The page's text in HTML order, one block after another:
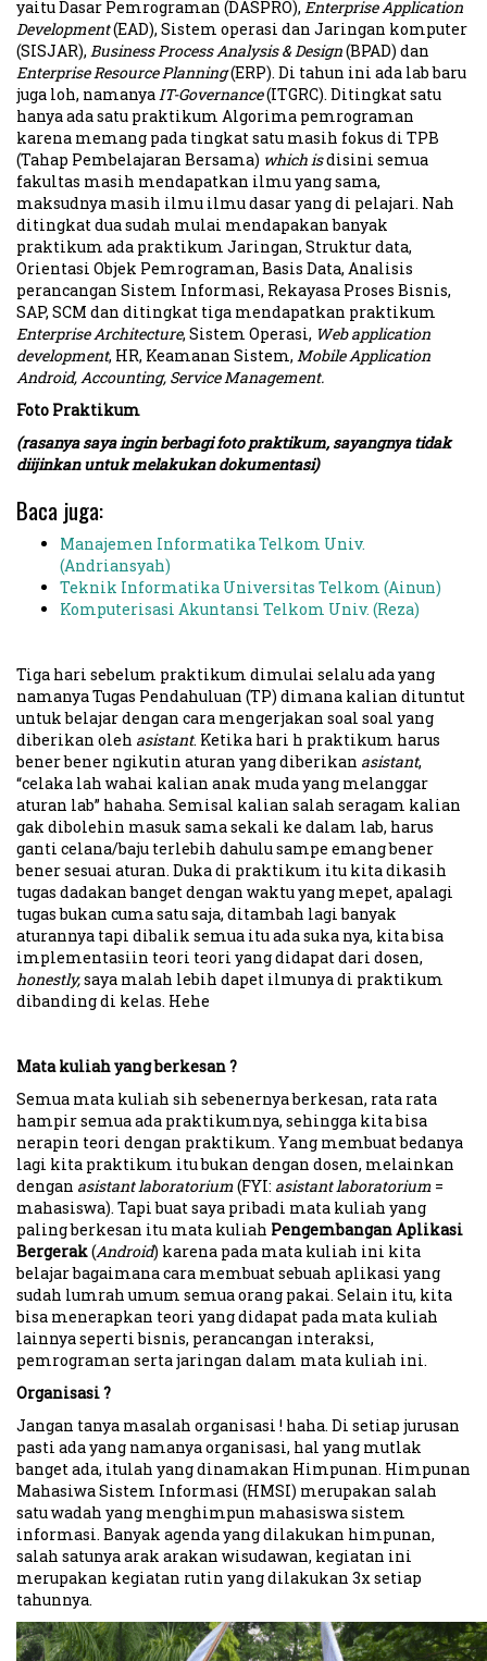
yaitu Dasar Pemrograman (DASPRO), Enterprise Application
Development(EAD), Sistem operasi dan Jaringan komputer
(SISJAR), Business Process Analysis & Design(BPAD) dan
Enterprise Resource Planning(ERP). Di tahun ini ada lab baru
juga loh, namanyaIT-Governance(ITGRC). Ditingkat satu
hanya ada satu praktikum Algorima pemrograman
karena memang pada tingkat satu masih fokus di TPB
(Tahap Pembelajaran Bersama) which isdisini semua
fakultas masih mendapatkan ilmu yang sama,
maksudnya masih ilmu ilmu dasar yang di pelajari. Nah
ditingkat dua sudah mulai mendapakan banyak
praktikum ada praktikum Jaringan, Struktur data,
Orientasi Objek Pemrograman, Basis Data, Analisis
perancangan Sistem Informasi, Rekayasa Proses Bisnis,
SAP, SCM dan ditingkat tiga mendapatkan praktikum
Enterprise Architecture, Sistem Operasi, Web application
development, HR, Keamanan Sistem, Mobile Application
Android, Accounting, Service Management.
Foto Praktikum
(rasanya saya ingin berbagi foto praktikum, sayangnya tidak
diijinkan untuk melakukan dokumentasi)
Baca juga:
Manajemen Informatika Telkom Univ.
(Andriansyah)
Teknik Informatika Universitas Telkom (Ainun)
Komputerisasi Akuntansi Telkom Univ. (Reza)
Tiga hari sebelum praktikum dimulai selalu ada yang
namanya Tugas Pendahuluan (TP) dimana kalian dituntut
untuk belajar dengan cara mengerjakan soal soal yang
diberikan oleh asistant. Ketika hari h praktikum harus
bener bener ngikutin aturan yang diberikan asistant,
“celaka lah wahai kalian anak muda yang melanggar
aturan lab” hahaha. Semisal kalian salah seragam kalian
gak dibolehin masuk sama sekali ke dalam lab, harus
ganti celana/baju terlebih dahulu sampe emang bener
bener sesuai aturan. Duka di praktikum itu kita dikasih
tugas dadakan banget dengan waktu yang mepet, apalagi
tugas bukan cuma satu saja, ditambah lagi banyak
aturannya tapi dibalik semua itu ada suka nya, kita bisa
implementasiin teori teori yang didapat dari dosen,
honestly,saya malah lebih dapet ilmunya di praktikum
dibanding di kelas. Hehe
Mata kuliah yang berkesan ?
Semua mata kuliah sih sebenernya berkesan, rata rata
hampir semua ada praktikumnya, sehingga kita bisa
nerapin teori dengan praktikum. Yang membuat bedanya
lagi kita praktikum itu bukan dengan dosen, melainkan
dengan asistant laboratorium(FYI: asistant laboratorium =
mahasiswa). Tapi buat saya pribadi mata kuliah yang
paling berkesan itu mata kuliah Pengembangan Aplikasi
Bergerak(Android) karena pada mata kuliah ini kita
belajar bagaimana cara membuat sebuah aplikasi yang
sudah lumrah umum semua orang pakai. Selain itu, kita
bisa menerapkan teori yang didapat pada mata kuliah
lainnya seperti bisnis, perancangan interaksi,
pemrograman serta jaringan dalam mata kuliah ini.
Organisasi ?
Jangan tanya masalah organisasi ! haha. Di setiap jurusan
pasti ada yang namanya organisasi, hal yang mutlak
banget ada, itulah yang dinamakan Himpunan. Himpunan
Mahasiwa Sistem Informasi (HMSI) merupakan salah
satu wadah yang menghimpun mahasiswa sistem
informasi. Banyak agenda yang dilakukan himpunan,
salah satunya arak arakan wisudawan, kegiatan ini
merupakan kegiatan rutin yang dilakukan 3x setiap
tahunnya.